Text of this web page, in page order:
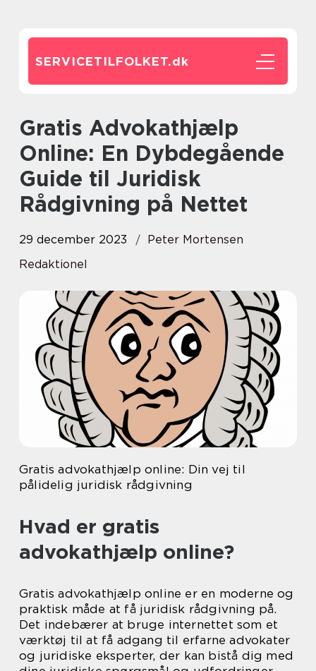
SERVICETILFOLKET.dk
Gratis Advokathjælp
Online: En Dybdegående
Guide til Juridisk
Rådgivning på Nettet
29 december 2023
Peter Mortensen
Redaktionel
Gratis advokathjælp online: Din vej til
pålidelig juridisk rådgivning
Hvad er gratis
advokathjælp online?
Gratis advokathjælp online er en moderne og
praktisk måde at få juridisk rådgivning på.
Det indebærer at bruge internettet som et
værktøj til at få adgang til erfarne advokater
og juridiske eksperter, der kan bistå dig med